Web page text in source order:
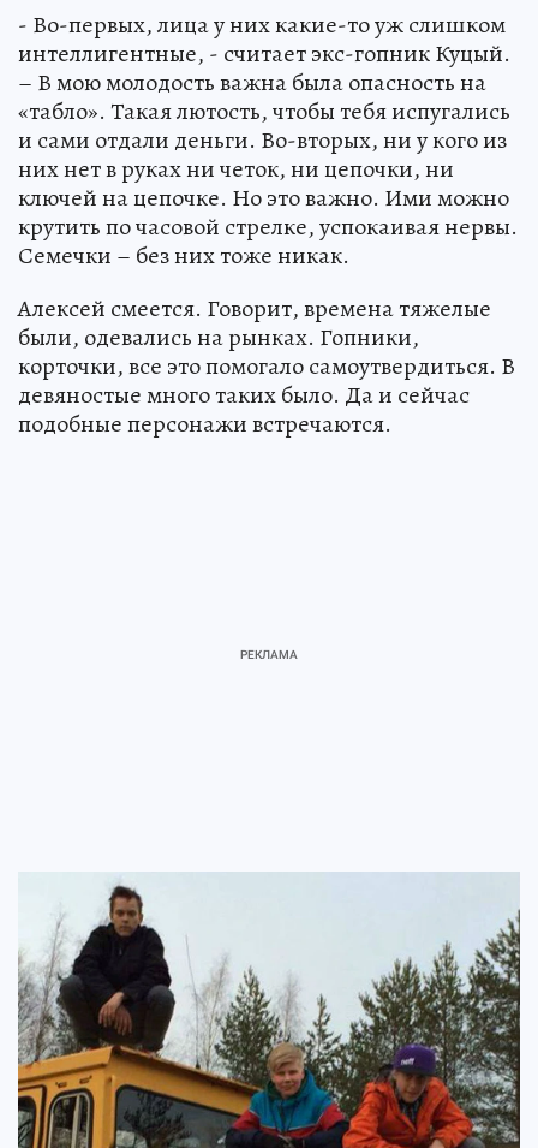
- Во-первых, лица у них какие-то уж слишком
интеллигентные, - считает экс-гопник Куцый.
– В мою молодость важна была опасность на
«табло». Такая лютость, чтобы тебя испугались
и сами отдали деньги. Во-вторых, ни у кого из
них нет в руках ни четок, ни цепочки, ни
ключей на цепочке. Но это важно. Ими можно
крутить по часовой стрелке, успокаивая нервы.
Семечки – без них тоже никак.
Алексей смеется. Говорит, времена тяжелые
были, одевались на рынках. Гопники,
корточки, все это помогало самоутвердиться. В
девяностые много таких было. Да и сейчас
подобные персонажи встречаются.